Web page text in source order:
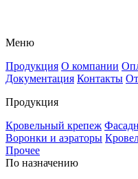
Меню
Продукция О компании
Документация Контакты
Продукция
Кровельный крепеж
Воронки и аэраторы
Прочее
По назначению